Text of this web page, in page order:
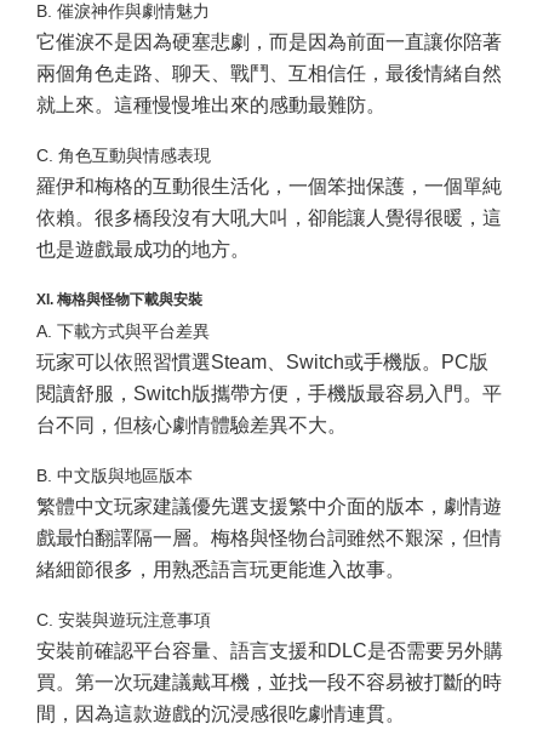
B. 催淚神作與劇情魅力
它催淚不是因為硬塞悲劇，而是因為前面一直讓你陪著
兩個角色走路、聊天、戰鬥、互相信任，最後情緒自然
就上來。這種慢慢堆出來的感動最難防。
C. 角色互動與情感表現
羅伊和梅格的互動很生活化，一個笨拙保護，一個單純
依賴。很多橋段沒有大吼大叫，卻能讓人覺得很暖，這
也是遊戲最成功的地方。
XI. 梅格與怪物下載與安裝
A. 下載方式與平台差異
玩家可以依照習慣選Steam、Switch或手機版。PC版
閱讀舒服，Switch版攜帶方便，手機版最容易入門。平
台不同，但核心劇情體驗差異不大。
B. 中文版與地區版本
繁體中文玩家建議優先選支援繁中介面的版本，劇情遊
戲最怕翻譯隔一層。梅格與怪物台詞雖然不艱深，但情
緒細節很多，用熟悉語言玩更能進入故事。
C. 安裝與遊玩注意事項
安裝前確認平台容量、語言支援和DLC是否需要另外購
買。第一次玩建議戴耳機，並找一段不容易被打斷的時
間，因為這款遊戲的沉浸感很吃劇情連貫。